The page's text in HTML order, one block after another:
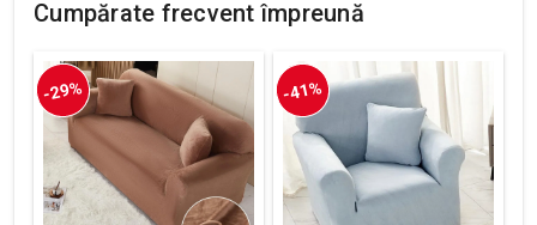
Cumpărate frecvent împreună
-29% -41%